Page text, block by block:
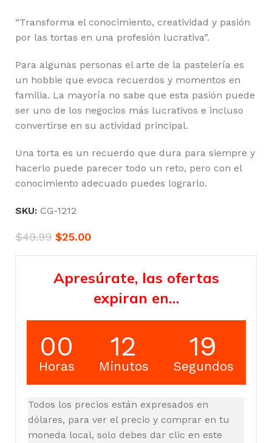
“Transforma el conocimiento, creatividad y pasión
por las tortas en una profesión lucrativa”.
Para algunas personas el arte de la pastelería es
un hobbie que evoca recuerdos y momentos en
familia. La mayoría no sabe que esta pasión puede
ser uno de los negocios más lucrativos e incluso
convertirse en su actividad principal.
Una torta es un recuerdo que dura para siempre y
hacerlo puede parecer todo un reto, pero con el
conocimiento adecuado puedes lograrlo.
SKU: CG-1212
$49.99 $25.00
Apresúrate, las ofertas
expiran en…
00
Horas
12
Minutos
18
Segundos
Todos los precios están expresados en
dólares, para ver el precio y comprar en tu
moneda local, solo debes dar clic en este